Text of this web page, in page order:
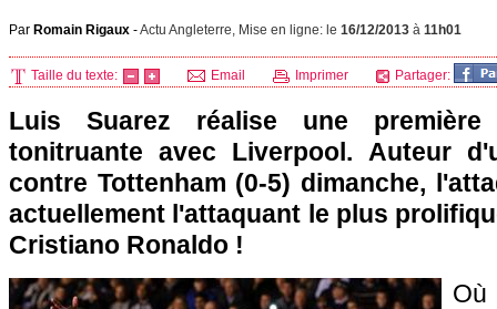
Par Romain Rigaux -Actu Angleterre, Mise en ligne: le 16/12/2013 à 11h01
Taille du texte: Email Imprimer Partager:
Luis Suarez réalise une
tonitruante avec Liverpool. Auteur
contre Tottenham (0-5) dimanche,
actuellement l'attaquant le plus
Cristiano Ronaldo !